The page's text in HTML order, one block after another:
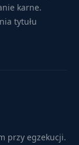
karne.
tytułu
przy egzekucji.